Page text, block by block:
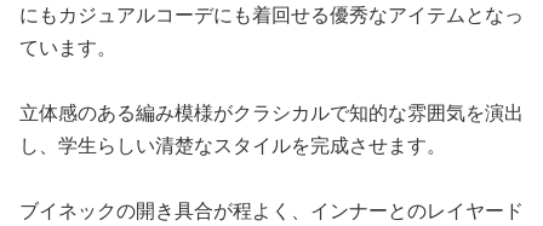
にもカジュアルコーデにも着回せる優秀なアイテムとなっ
ています。
立体感のある編み模様がクラシカルで知的な雰囲気を演出
し、学生らしい清楚なスタイルを完成させます。
ブイネックの開き具合が程よく、インナーとのレイヤード